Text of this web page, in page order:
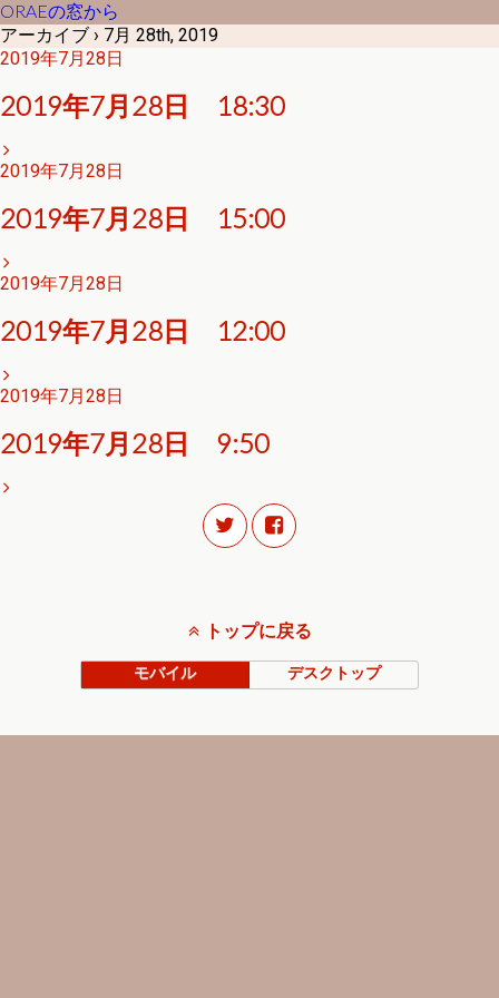
ORAEの窓から
アーカイブ › 7月 28th, 2019
2019年7月28日
2019年7月28日 18:30
2019年7月28日
2019年7月28日 15:00
2019年7月28日
2019年7月28日 12:00
2019年7月28日
2019年7月28日 9:50
トップに戻る
モバイル デスクトップ